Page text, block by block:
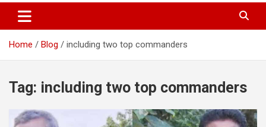
Home Blog including two top commanders
Tag: including two top commanders